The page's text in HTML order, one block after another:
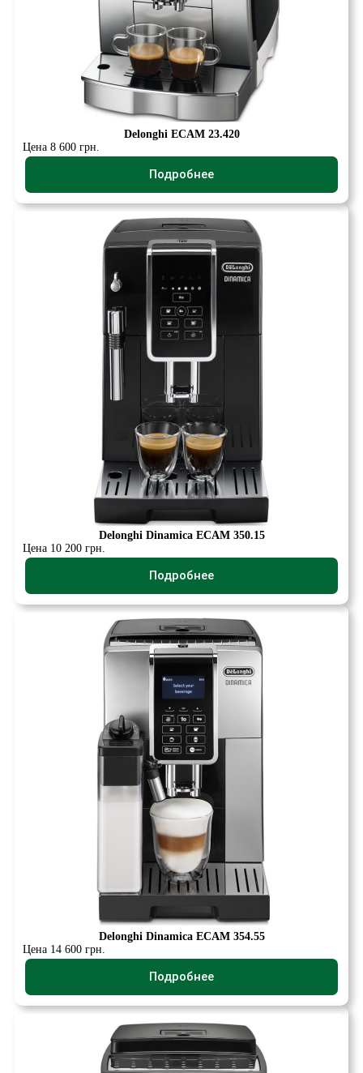
Delonghi ECAM 23.420
Цена 8 600 грн.
Подробнее
Delonghi Dinamica ECAM 350.15
Цена 10 200 грн.
Подробнее
Delonghi Dinamica ECAM 354.55
Цена 14 600 грн.
Подробнее